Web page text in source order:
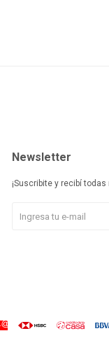
Newsletter
¡Suscribite y recibí